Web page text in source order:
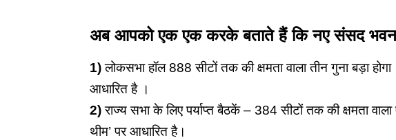
अब आपको एक एक करके बताते हैं कि नए संसद भवन
1)लोकसभा हॉल 888 सीटों तक की क्षमता वाला तीन गुना बड़ा होगा।
आधारित है ।
2)राज्य सभा के लिए पर्याप्त बैठकें – 384 सीटों तक की क्षमता
थीम’ पर आधारित है।